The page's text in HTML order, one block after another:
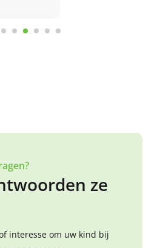
ze
interesse om uw kind bij